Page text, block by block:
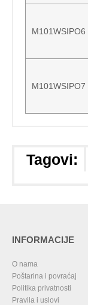
M101WSIPO6
M101WSIPO7
Tagovi:
INFORMACIJE
O nama
Poštarina i povraćaj
Politika privatnosti
Pravila i uslovi